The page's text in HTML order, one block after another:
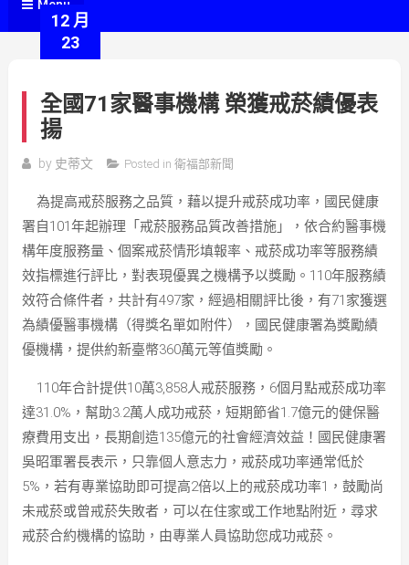
Menu
12 月
23
全國71家醫事機構 榮獲戒菸績優表
揚
by 史蒂文 Posted in 衛福部新聞
為提高戒菸服務之品質，藉以提升戒菸成功率，國民健康
署自101年起辦理「戒菸服務品質改善措施」，依合約醫事機
構年度服務量、個案戒菸情形填報率、戒菸成功率等服務績
效指標進行評比，對表現優異之機構予以獎勵。110年服務績
效符合條件者，共計有497家，經過相關評比後，有71家獲選
為績優醫事機構（得獎名單如附件），國民健康署為獎勵績
優機構，提供約新臺幣360萬元等值獎勵。
110年合計提供10萬3,858人戒菸服務，6個月點戒菸成功率
達31.0%，幫助3.2萬人成功戒菸，短期節省1.7億元的健保醫
療費用支出，長期創造135億元的社會經濟效益！國民健康署
吳昭軍署長表示，只靠個人意志力，戒菸成功率通常低於
5%，若有專業協助即可提高2倍以上的戒菸成功率1，鼓勵尚
未戒菸或曾戒菸失敗者，可以在住家或工作地點附近，尋求
戒菸合約機構的協助，由專業人員協助您成功戒菸。